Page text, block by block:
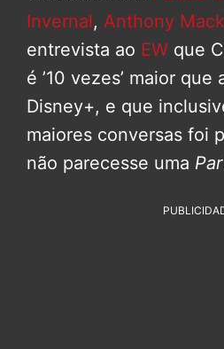
Invernal, Anthony
entrevista ao EW que
é ’10 vezes’ maior que
Disney+, e que
maiores conversas foi
não parecesse uma